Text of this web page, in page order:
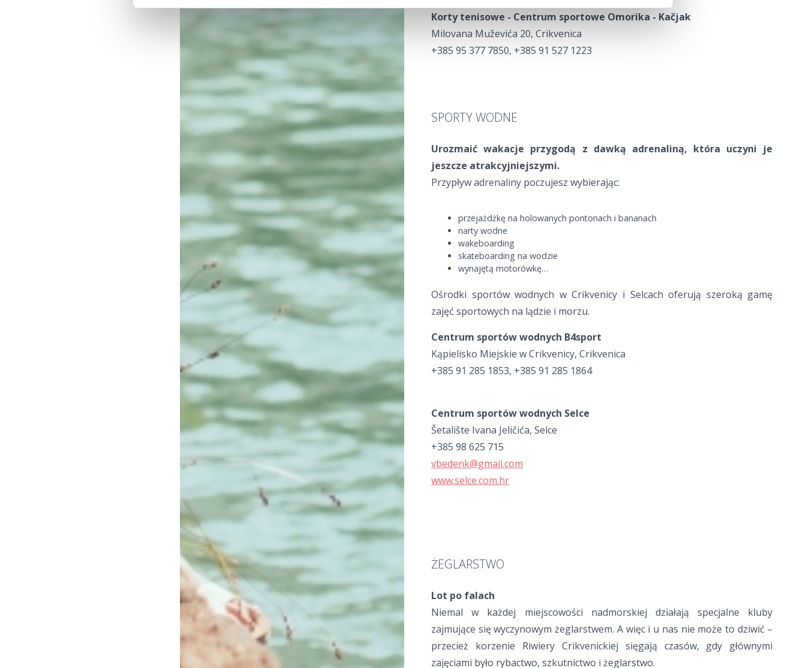
Korty tenisowe - Centrum sportowe Omorika - Kačjak
Milovana Muževića 20, Crikvenica
+385 95 377 7850, +385 91 527 1223
SPORTY WODNE
Urozmaić wakacje przygodą z dawką adrenaliną, która uczyni je
jeszcze atrakcyjniejszymi.
Przypływ adrenaliny poczujesz wybierając:
przejażdżkę na holowanych pontonach i bananach
narty wodne
wakeboarding
skateboarding na wodzie
wynajętą motorówkę…
Ośrodki sportów wodnych w Crikvenicy i Selcach oferują szeroką gamę
zajęć sportowych na lądzie i morzu.
Centrum sportów wodnych B4sport
Kąpielisko Miejskie w Crikvenicy, Crikvenica
+385 91 285 1853, +385 91 285 1864
Centrum sportów wodnych Selce
Šetalište Ivana Jeličića, Selce
+385 98 625 715
vbedenk@gmail.com
www.selce.com.hr
ŻEGLARSTWO
Lot po falach
Niemal w każdej miejscowości nadmorskiej działają specjalne kluby
zajmujące się wyczynowym żeglarstwem. A więc i u nas nie może to dziwić –
przecież korzenie Riwiery Crikvenickiej sięgają czasów, gdy głównymi
zajęciami było rybactwo, szkutnictwo i żeglarstwo.